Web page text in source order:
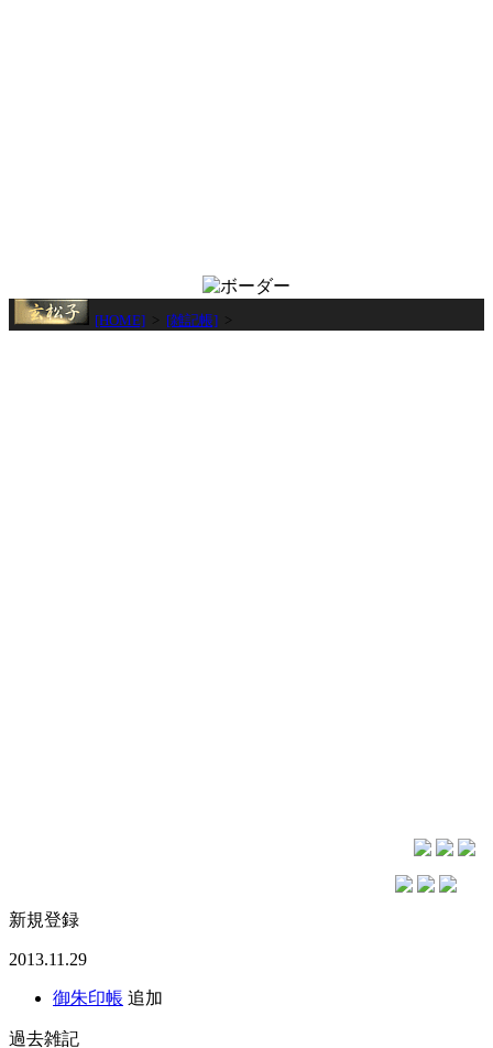
[HOME] [雑記帳]
新規登録
2013.11.29
御朱印帳 追加
過去雑記